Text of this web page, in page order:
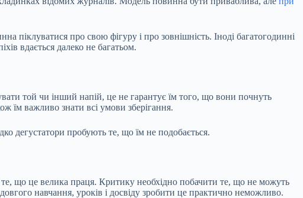
піклуватися про свою фігуру і про зовнішність. Іноді багатогодинні
вдається далеко не багатьом.
той чи інший напій, це не гарантує їм того, що вони почнуть
їм важливо знати всі умови зберігання.
дегустатори пробують те, що їм не подобається.
що це велика праця. Критику необхідно побачити те, що не можуть
навчання, уроків і досвіду зробити це практично неможливо.